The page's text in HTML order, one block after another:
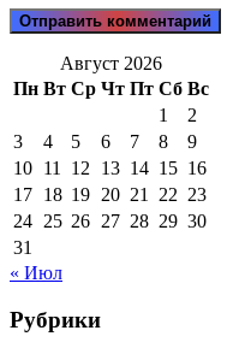
Август 2026
Пн Вт Ср Чт Пт Сб Вс
1
2
3
4 5 6 7 8
9
10 11 12 13 14 15 16
17 18 19 20 21 22 23
24 25 26 27 28 29 30
31
« Июл
Рубрики